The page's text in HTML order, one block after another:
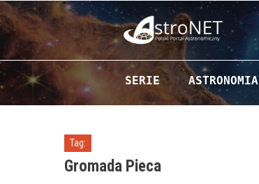
Przejdź do zawartości
SERIE ASTRONOMIA
Tag:
Gromada Pieca